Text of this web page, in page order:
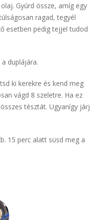
Gyúrd össze, amíg egy
ragad, tegyél
esetben pedig tejjel tudod
duplájára.
ki kerekre és kend meg
vágd 8 szeletre. Ha ez
tésztát. Ugyanígy járj
15 perc alatt süsd meg a